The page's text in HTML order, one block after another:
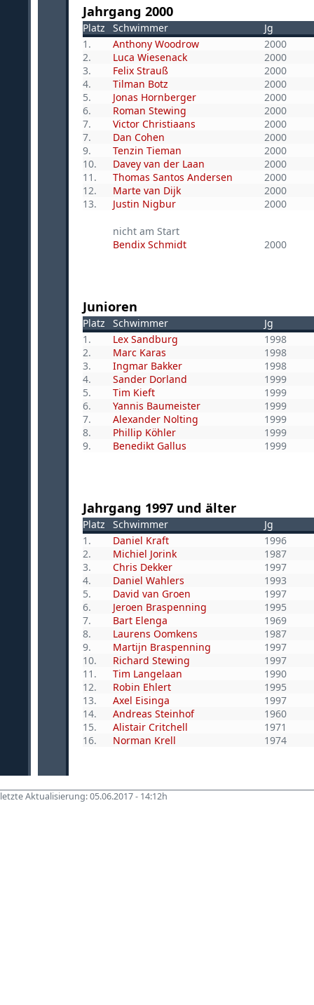
Jahrgang 2000
Platz Schwimmer
Jg
1.
Anthony Woodrow
2000
2.
Luca Wiesenack
2000
3.
Felix Strauß
2000
4.
Tilman Botz
2000
5.
Jonas Hornberger
2000
6.
Roman Stewing
2000
7.
Victor Christiaans
2000
7.
Dan Cohen
2000
9.
Tenzin Tieman
2000
10.
Davey van der Laan
2000
11.
Thomas Santos Andersen
2000
12.
Marte van Dijk
2000
13.
Justin Nigbur 2000
nicht am Start
Bendix Schmidt
2000
Junioren
Platz Schwimmer
Jg
1.
Lex Sandburg
1998
2.
Marc Karas
1998
3.
Ingmar Bakker
1998
4.
Sander Dorland
1999
5.
Tim Kieft
1999
6.
Yannis Baumeister
1999
7.
Alexander Nolting
1999
8.
Phillip Köhler
1999
9.
Benedikt Gallus 1999
Jahrgang 1997 und älter
Platz Schwimmer
Jg
1.
Daniel Kraft
1996
2.
Michiel Jorink
1987
3.
Chris Dekker
1997
4.
Daniel Wahlers
1993
5.
David van Groen
1997
6.
Jeroen Braspenning
1995
7.
Bart Elenga
1969
8.
Laurens Oomkens
1987
9.
Martijn Braspenning
1997
10.
Richard Stewing
1997
11.
Tim Langelaan
1990
12.
Robin Ehlert
1995
13.
Axel Eisinga
1997
14.
Andreas Steinhof
1960
15.
Alistair Critchell
1971
16.
Norman Krell 1974
letzte Aktualisierung: 05.06.2017 - 14:12h